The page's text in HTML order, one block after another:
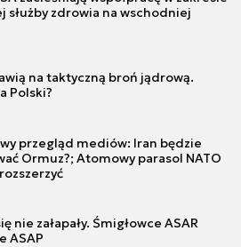
służby zdrowia na wschodniej
na taktyczną broń jądrową.
Polski?
przegląd mediów: Iran będzie
Ormuz?; Atomowy parasol NATO
nie załapały. Śmigłowce ASAR
ASAP